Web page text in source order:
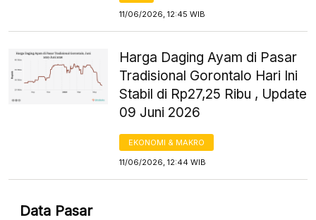
11/06/2026, 12:45 WIB
Harga Daging Ayam di Pasar
Tradisional Gorontalo Hari Ini
Stabil di Rp27,25 Ribu , Update
09 Juni 2026
EKONOMI & MAKRO
11/06/2026, 12:44 WIB
Data Pasar